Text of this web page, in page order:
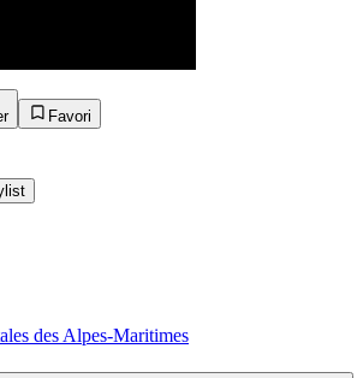
Favori
des Alpes-Maritimes